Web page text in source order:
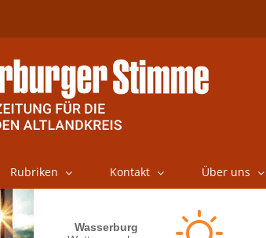
Rubriken Kontakt Über uns